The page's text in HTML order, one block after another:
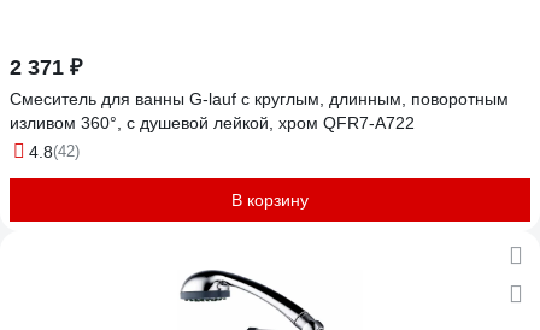
2 371 ₽
Смеситель для ванны G-lauf с круглым, длинным, поворотным
изливом 360°, с душевой лейкой, хром QFR7-A722
4.8(42)
В корзину